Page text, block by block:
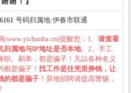
号码归属地:伊春市联通
(www.yichunba.cn)提醒您：1、 请查看
归属地与IP地址是否本地。2、手工
职、刷单，都是骗子！凡以各种名义
都是骗子！ 找工作是往兜里挣钱，让
的都是骗子 ！异地招聘请提高警惕，